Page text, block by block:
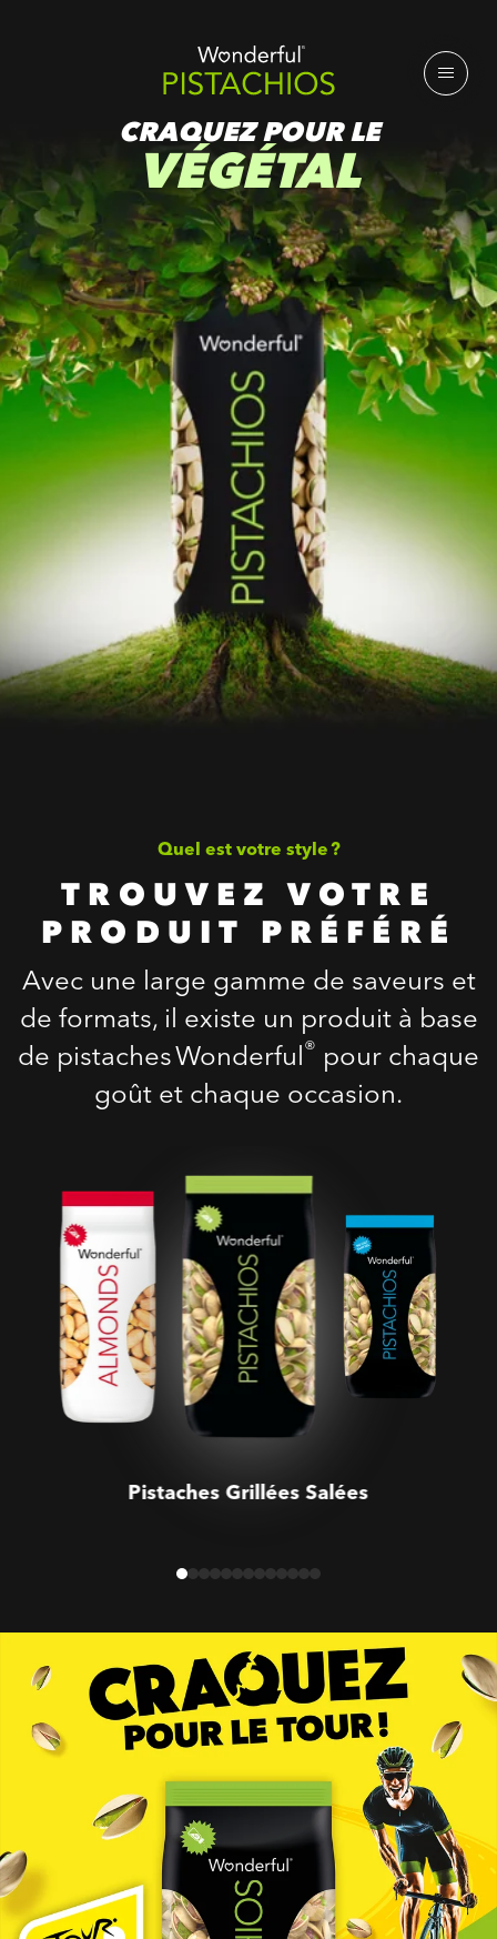
CRAQUEZ POUR LE
VÉGÉTAL
Quel est votre style ?
TROUVEZ VOTRE
PRODUIT PRÉFÉRÉ
Avec une large gamme de saveurs et
de formats, il existe un produit à base
de pistaches Wonderful® pour chaque
goût et chaque occasion.
Pistaches Grillées Salées
Pistaches Grillées Salées